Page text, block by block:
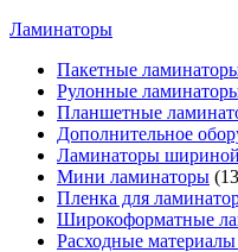
Ламинаторы
Пакетные
Рулонные
Планшетные
Дополнительное
Ламинаторы
Мини ламинаторы
Пленка для
Широкоформатные
Расходные